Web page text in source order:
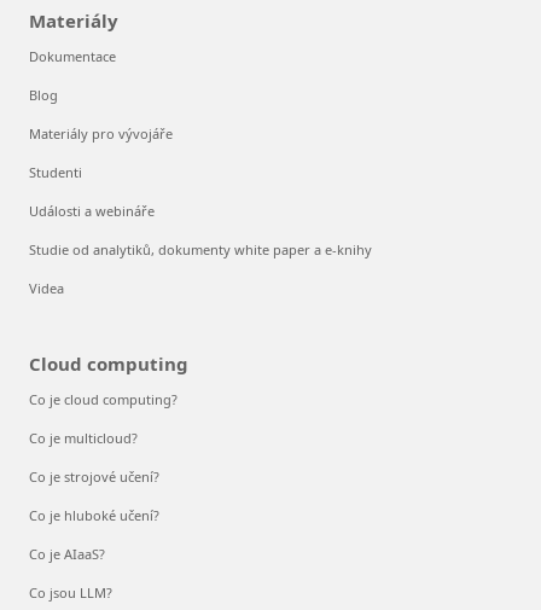
Materiály
Dokumentace
Blog
Materiály pro vývojáře
Studenti
Události a webináře
Studie od analytiků, dokumenty white paper a e-knihy
Videa
Cloud computing
Co je cloud computing?
Co je multicloud?
Co je strojové učení?
Co je hluboké učení?
Co je AIaaS?
Co jsou LLM?